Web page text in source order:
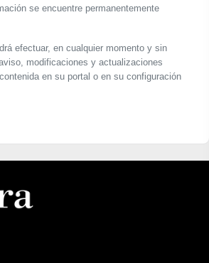
se encuentre permanentemente
efectuar, en cualquier momento y sin
modificaciones y actualizaciones
en su portal o en su configuración